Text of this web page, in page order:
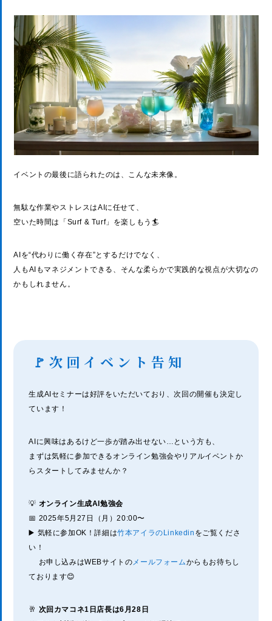
イベントの最後に語られたのは、こんな未来像。
無駄な作業やストレスはAIに任せて、
空いた時間は「Surf & Turf」を楽しもう🏄
AIを“代わりに働く存在”とするだけでなく、
人もAIもマネジメントできる、そんな柔らかで実践的な視点が大切なの
かもしれません。
🚩次回イベント告知
生成AIセミナーは好評をいただいており、次回の開催も決定し
ています！
AIに興味はあるけど一歩が踏み出せない…という方も、
まずは気軽に参加できるオンライン勉強会やリアルイベントか
らスタートしてみませんか？
💡 オンライン生成AI勉強会
📅 2025年5月27日（月）20:00〜
▶️ 気軽に参加OK！詳細は竹本アイラのLinkedin をご覧くださ
い！
お申し込みはWEBサイトのメールフォームからもお待ちし
ております😊
🥂 次回カマコネ1日店長は6月28日